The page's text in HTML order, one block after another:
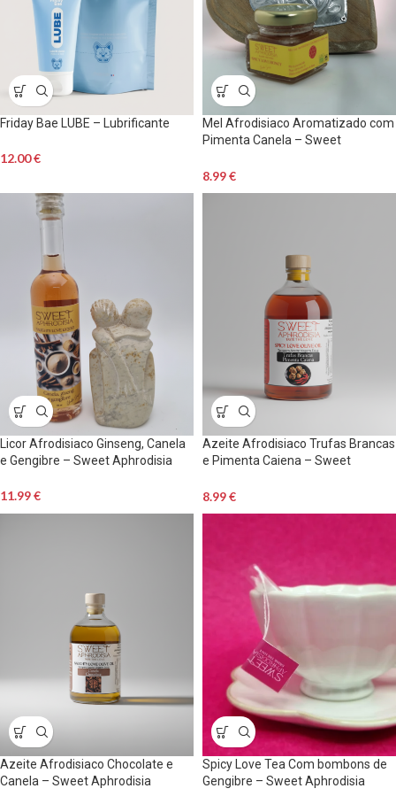
Friday Bae LUBE – Lubrificante
12.00€
Mel Afrodisiaco Aromatizado com
Pimenta Canela – Sweet
8.99€
Licor Afrodisiaco Ginseng, Canela
e Gengibre – Sweet Aphrodisia
11.99€
Azeite Afrodisiaco Trufas Brancas
e Pimenta Caiena – Sweet
8.99€
Azeite Afrodisiaco Chocolate e
Canela – Sweet Aphrodisia
Spicy Love Tea Com bombons de
Gengibre – Sweet Aphrodisia